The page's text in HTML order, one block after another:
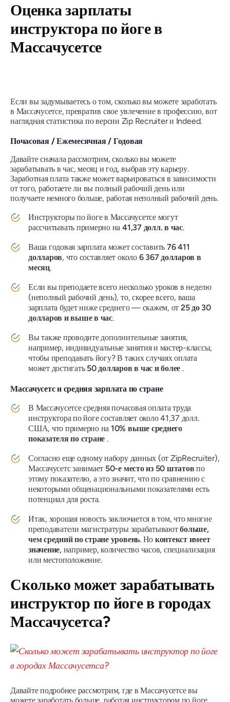
Оценка зарплаты
инструктора по йоге в
Массачусетсе
Если вы задумываетесь о том, сколько вы можете заработать
в Массачусетсе, превратив свое увлечение в профессию, вот
наглядная статистика по версии Zip Recruiter и Indeed.
Почасовая / Ежемесячная / Годовая
Давайте сначала рассмотрим, сколько вы можете
зарабатывать в час, месяц и год, выбрав эту карьеру.
Заработная плата также может варьироваться в зависимости
от того, работаете ли вы полный рабочий день или
получаете немного больше, работая неполный рабочий день.
Инструкторы по йоге в Массачусетсе могут
рассчитывать примерно на 41,37 долл. в час.
Ваша годовая зарплата может составить 76 411
долларов, что составляет около 6 367 долларов в
месяц.
Если вы преподаете всего несколько уроков в неделю
(неполный рабочий день), то, скорее всего, ваша
зарплата будет ниже среднего — скажем, от 25 до 30
долларов и выше в час.
Вы также проводите дополнительные занятия,
например, индивидуальные занятия и мастер-классы,
чтобы преподавать йогу? В таких случаях оплата
может достигать 50 долларов в час и более .
Массачусетс и средняя зарплата по стране
В Массачусетсе средняя почасовая оплата труда
инструктора по йоге составляет около 41,37 долл.
США, что примерно на 10% выше среднего
показателя по стране .
Согласно еще одному набору данных (от ZipRecruiter),
Массачусетс занимает 50-е место из 50 штатов по
этому показателю, а это значит, что по сравнению с
некоторыми общенациональными показателями есть
потенциал для роста.
Итак, хорошая новость заключается в том, что многие
преподаватели магистратуры зарабатываютбольше,
чем средний по стране уровень. Но контекст имеет
значение, например, количество часов, специализация
или местоположение.
Сколько может зарабатывать
инструктор по йоге в городах
Массачусетса?
Давайте подробнее рассмотрим, где в Массачусетсе вы